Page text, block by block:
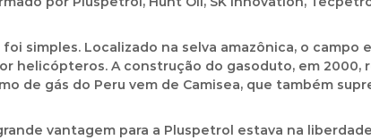
simples. Localizado na selva amazônica, o
helicópteros. A construção do gasoduto, em
de gás do Peru vem de Camisea, que também
vantagem para a Pluspetrol estava na